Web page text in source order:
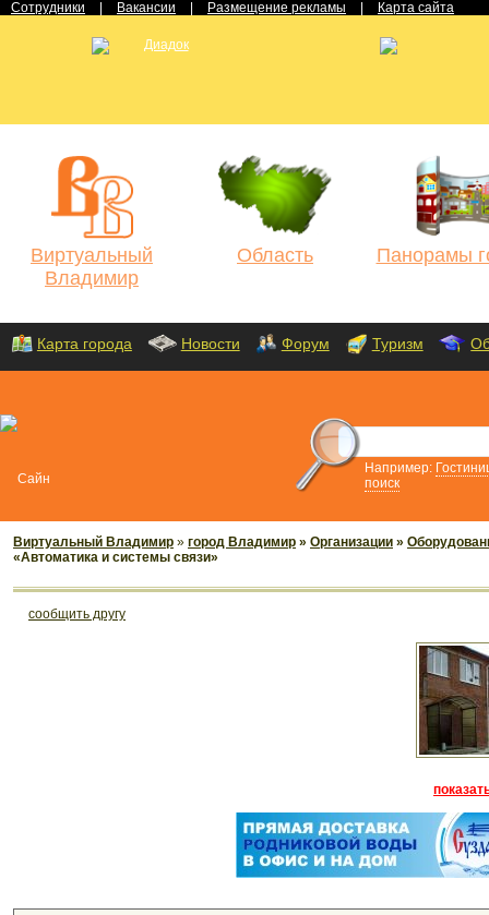
Сотрудники Вакансии Размещение рекламы Карта сайта
Виртуальный
Владимир
Область Панорамы
Карта города Новости Форум Туризм
Например:
поиск
Виртуальный Владимир » город Владимир » Организации »
«Автоматика и системы связи»
cообщить другу